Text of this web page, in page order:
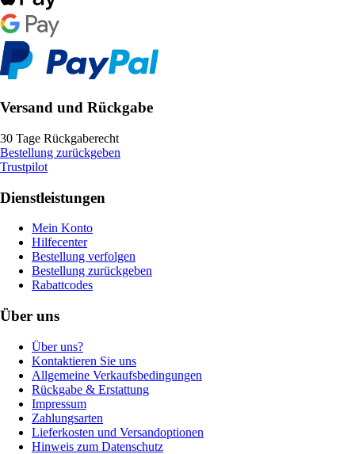
Versand und Rückgabe
30 Tage Rückgaberecht
Bestellung zurückgeben
Trustpilot
Dienstleistungen
Mein Konto
Hilfecenter
Bestellung verfolgen
Bestellung zurückgeben
Rabattcodes
Über uns
Über uns?
Kontaktieren Sie uns
Allgemeine Verkaufsbedingungen
Rückgabe & Erstattung
Impressum
Zahlungsarten
Lieferkosten und Versandoptionen
Hinweis zum Datenschutz